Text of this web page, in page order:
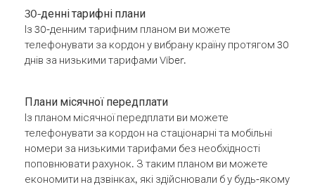
30-денні тарифні плани
Із 30-денним тарифним планом ви можете
телефонувати за кордон у вибрану країну протягом 30
днів за низькими тарифами Viber.
Плани місячної передплати
Із планом місячної передплати ви можете
телефонувати за кордон на стаціонарні та мобільні
номери за низькими тарифами без необхідності
поповнювати рахунок. З таким планом ви можете
економити на дзвінках, які здійснювали б у будь-якому